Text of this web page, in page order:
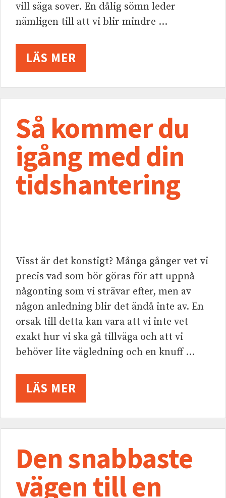
vill säga sover. En dålig sömn leder
nämligen till att vi blir mindre …
LÄS MER
Så kommer du
igång med din
tidshantering
Visst är det konstigt? Många gånger vet vi
precis vad som bör göras för att uppnå
någonting som vi strävar efter, men av
någon anledning blir det ändå inte av. En
orsak till detta kan vara att vi inte vet
exakt hur vi ska gå tillväga och att vi
behöver lite vägledning och en knuff …
LÄS MER
Den snabbaste
vägen till en